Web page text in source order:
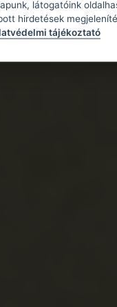
látogatóink
hirdetések
tájékoztató